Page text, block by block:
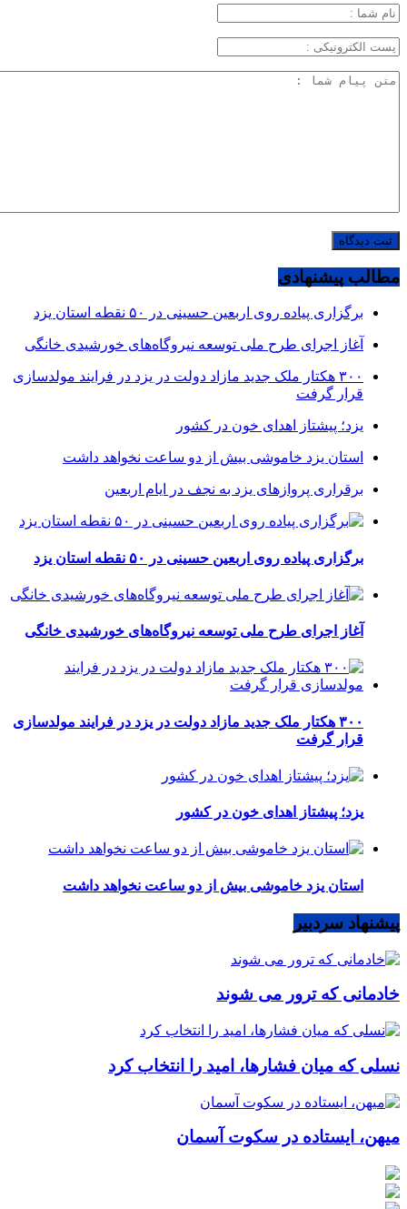
مطالب پیشنهادی
برگزاری پیاده روی اربعین حسینی در ۵۰ نقطه استان یزد
آغاز اجرای طرح ملی توسعه نیروگاه‌های خورشیدی خانگی
۳۰۰ هکتار ملک جدید مازاد دولت در یزد در فرایند مولدسازی
قرار گرفت
یزد؛ پیشتاز اهدای خون در کشور
استان یزد خاموشی بیش از دو ساعت نخواهد داشت
برقراری پرواز‌های یزد به نجف در ایام اربعین
برگزاری پیاده روی اربعین حسینی در ۵۰ نقطه استان یزد
آغاز اجرای طرح ملی توسعه نیروگاه‌های خورشیدی خانگی
۳۰۰ هکتار ملک جدید مازاد دولت در یزد در فرایند مولدسازی
قرار گرفت
یزد؛ پیشتاز اهدای خون در کشور
استان یزد خاموشی بیش از دو ساعت نخواهد داشت
پیشنهاد سردبیر
خادمانی که ترور می شوند
نسلی که میان فشارها، امید را انتخاب کرد
میهن، ایستاده در سکوت آسمان